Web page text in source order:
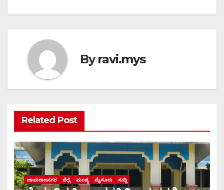
Byravi.mys
Related Post
ಚಾಮರಾಜನಗರ ಜಿಲ್ಲೆ ಮಂಡ್ಯ ಮೈಸೂರು ಸುದ್ದಿ